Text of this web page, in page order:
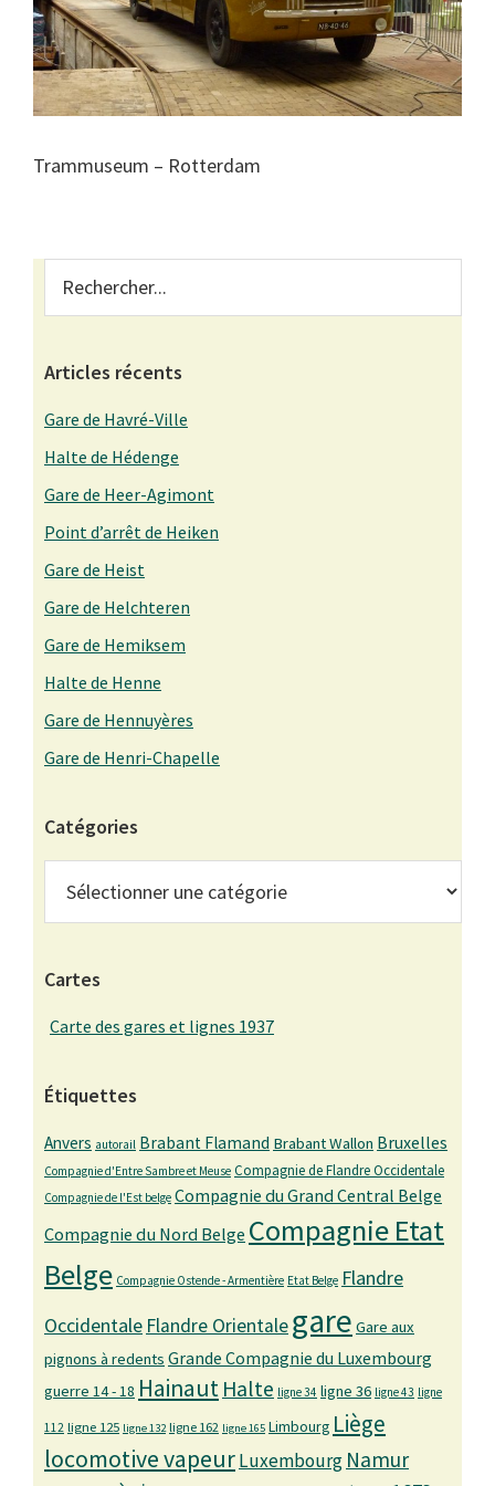
Trammuseum – Rotterdam
Primary
Sidebar
Articles récents
Gare de Havré-Ville
Halte de Hédenge
Gare de Heer-Agimont
Point d’arrêt de Heiken
Gare de Heist
Gare de Helchteren
Gare de Hemiksem
Halte de Henne
Gare de Hennuyères
Gare de Henri-Chapelle
Catégories
Cartes
Carte des gares et lignes 1937
Étiquettes
Anvers autorail Brabant Flamand Brabant Wallon Bruxelles
Compagnie d'Entre Sambre et Meuse Compagnie de Flandre Occidentale
Compagnie de l'Est belge Compagnie du Grand Central Belge
Compagnie du Nord Belge Compagnie Etat
Belge Compagnie Ostende - Armentière Etat Belge Flandre
Occidentale Flandre Orientalegare Gare aux
pignons à redents Grande Compagnie du Luxembourg
guerre 14 - 18 Hainaut Halte ligne 34 ligne 36 ligne 43 ligne
112 ligne 125 ligne 132 ligne 162 ligne 165 Limbourg Liège
locomotive vapeurLuxembourg Namur